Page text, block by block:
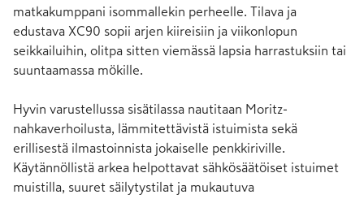
matkakumppani isommallekin perheelle. Tilava ja
edustava XC90 sopii arjen kiireisiin ja viikonlopun
seikkailuihin, olitpa sitten viemässä lapsia harrastuksiin tai
suuntaamassa mökille.
Hyvin varustellussa sisätilassa nautitaan Moritz-
nahkaverhoilusta, lämmitettävistä istuimista sekä
erillisestä ilmastoinnista jokaiselle penkkiriville.
Käytännöllistä arkea helpottavat sähkösäätöiset istuimet
muistilla, suuret säilytystilat ja mukautuva